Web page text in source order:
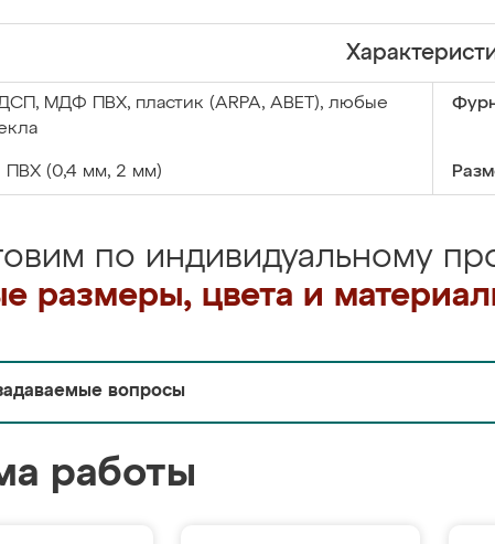
МДФ ПВХ, пластик (ARPA, ABET), любые
ПВХ (0,4 мм, 2 мм)
по индивидуальному
размеры, цвета и
вопросы
работы